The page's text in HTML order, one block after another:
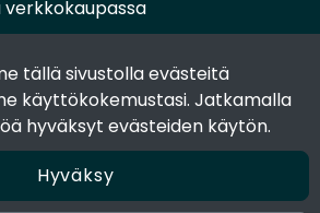
tällä sivustolla evästeitä
käyttökokemustasi. Jatkamalla
hyväksyt evästeiden käytön.
Hyväksy
mediassa